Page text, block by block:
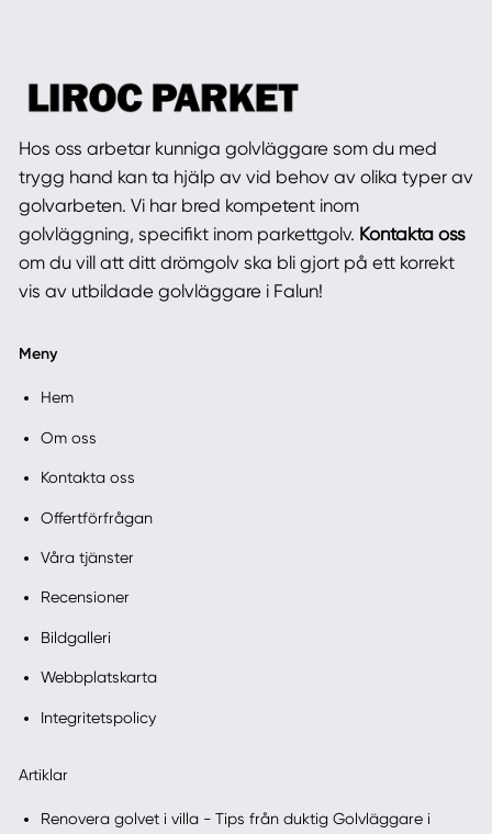
Hos oss arbetar kunniga golvläggare som du med
trygg hand kan ta hjälp av vid behov av olika typer av
golvarbeten. Vi har bred kompetent inom
golvläggning, specifikt inom parkettgolv. Kontakta oss
om du vill att ditt drömgolv ska bli gjort på ett korrekt
vis av utbildade golvläggare i Falun!
Meny
Hem
Om oss
Kontakta oss
Offertförfrågan
Våra tjänster
Recensioner
Bildgalleri
Webbplatskarta
Integritetspolicy
Artiklar
Renovera golvet i villa - Tips från duktig Golvläggare i